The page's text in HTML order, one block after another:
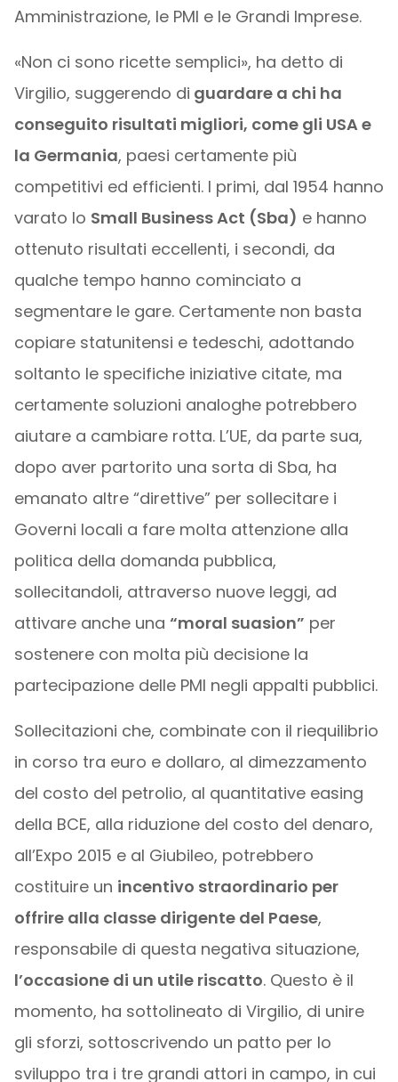
Amministrazione, le PMI e le Grandi Imprese.
«Non ci sono ricette semplici», ha detto di
Virgilio, suggerendo di guardare a chi ha
conseguito risultati migliori, come gli USA e
la Germania, paesi certamente più
competitivi ed efficienti. I primi, dal 1954 hanno
varato lo Small Business Act (Sba) e hanno
ottenuto risultati eccellenti, i secondi, da
qualche tempo hanno cominciato a
segmentare le gare. Certamente non basta
copiare statunitensi e tedeschi, adottando
soltanto le specifiche iniziative citate, ma
certamente soluzioni analoghe potrebbero
aiutare a cambiare rotta. L’UE, da parte sua,
dopo aver partorito una sorta di Sba, ha
emanato altre “direttive” per sollecitare i
Governi locali a fare molta attenzione alla
politica della domanda pubblica,
sollecitandoli, attraverso nuove leggi, ad
attivare anche una “moral suasion” per
sostenere con molta più decisione la
partecipazione delle PMI negli appalti pubblici.
Sollecitazioni che, combinate con il riequilibrio
in corso tra euro e dollaro, al dimezzamento
del costo del petrolio, al quantitative easing
della BCE, alla riduzione del costo del denaro,
all’Expo 2015 e al Giubileo, potrebbero
costituire un incentivo straordinario per
offrire alla classe dirigente del Paese,
responsabile di questa negativa situazione,
l’occasione di un utile riscatto. Questo è il
momento, ha sottolineato di Virgilio, di unire
gli sforzi, sottoscrivendo un patto per lo
sviluppo tra i tre grandi attori in campo, in cui